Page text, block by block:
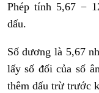
Phép tính 5,67 −
dấu.
Số dương là 5,67
lấy số đối của số
thêm dấu trừ trước